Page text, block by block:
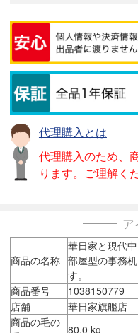
代理購入とは
代理購入のため、
ります。ご理解く
商品の名称
華日家と現代
部屋型の事務
す。
商品番号
1038150779
店舗
華日家旗艦店
商品の毛の
80.0 kg